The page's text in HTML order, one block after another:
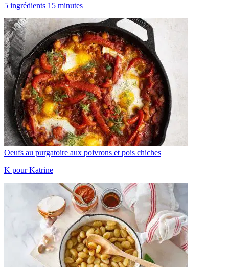
5 ingrédients 15 minutes
Oeufs au purgatoire aux poivrons et pois chiches
K pour Katrine